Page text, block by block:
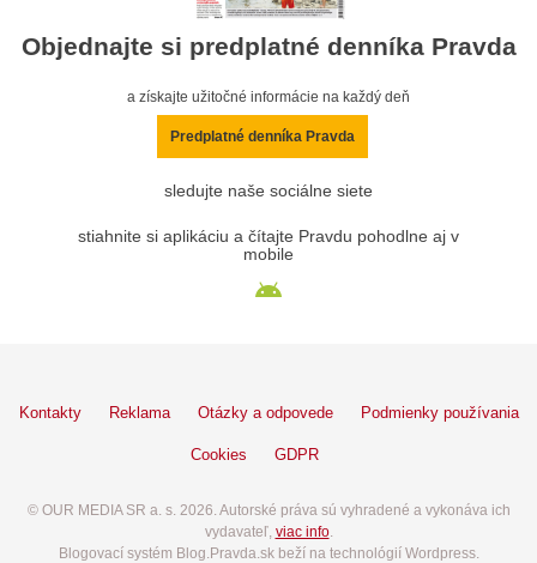
Objednajte si predplatné denníka Pravda
a získajte užitočné informácie na každý deň
Predplatné denníka Pravda
sledujte naše sociálne siete
stiahnite si aplikáciu a čítajte Pravdu pohodlne aj v
mobile
Kontakty Reklama Otázky a odpovede Podmienky používania
Cookies GDPR
© OUR MEDIA SR a. s. 2026. Autorské práva sú vyhradené a vykonáva ich
vydavateľ, viac info.
Blogovací systém Blog.Pravda.sk beží na technológií Wordpress.